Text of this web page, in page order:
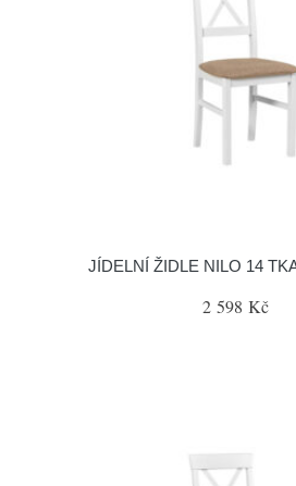
JÍDELNÍ ŽIDLE NILO 14
2 598 Kč